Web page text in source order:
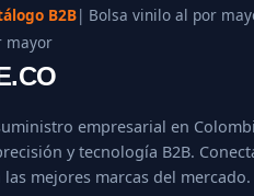
B2B| Bolsa vinilo al por
mayor
empresarial en
y tecnología B2B.
las mejores marcas del mercado.